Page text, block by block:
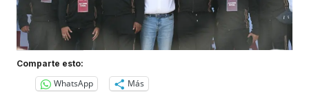
Comparte esto:
WhatsApp Más